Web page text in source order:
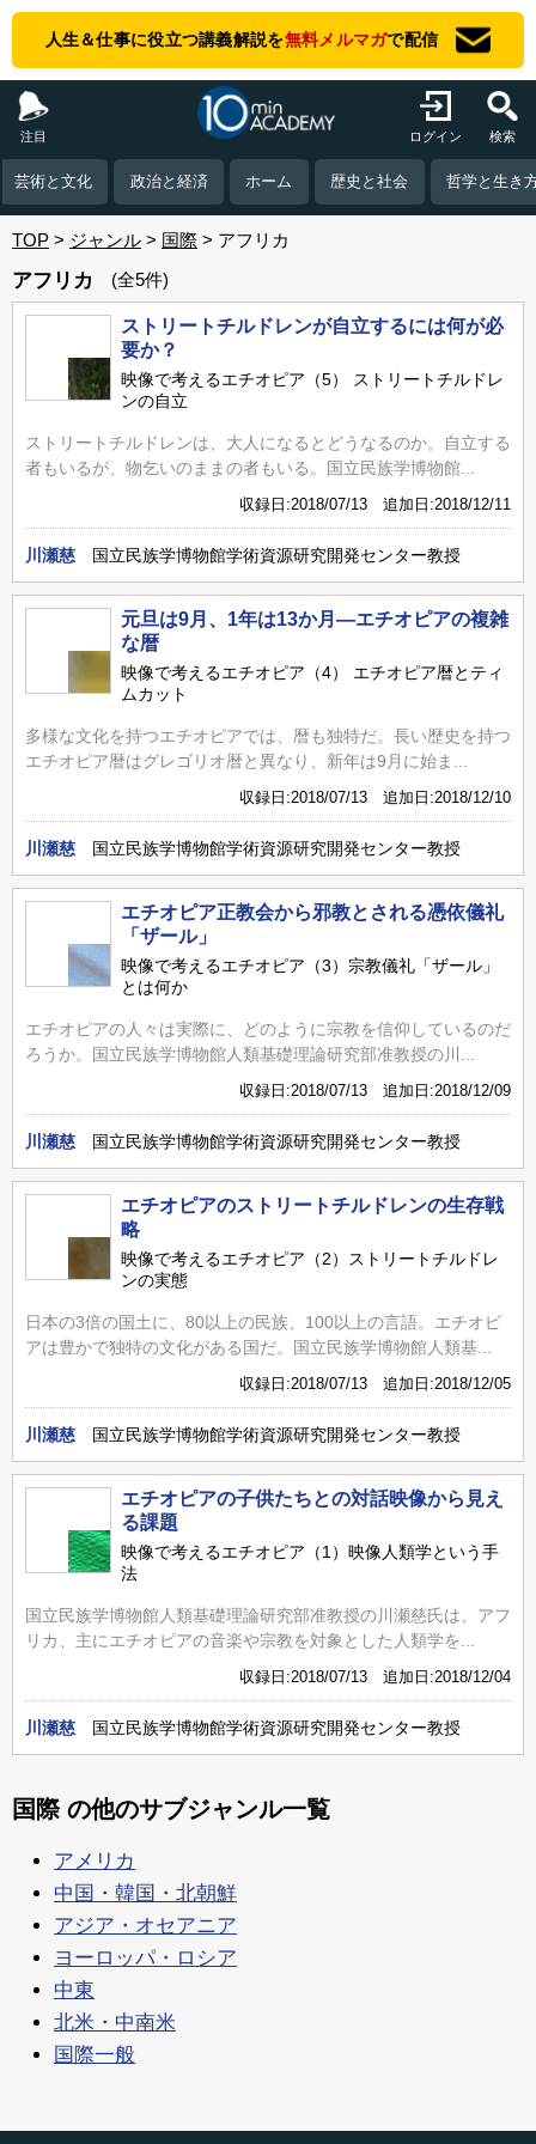
人生＆仕事に役立つ講義解説を無料メルマガで配信
注目 ログイン 検索
芸術と文化 政治と経済 ホーム 歴史と社会 哲学と生き
TOP ジャンル 国際 アフリカ
アフリカ (全5件)
ストリートチルドレンが自立するには何が必
要か？
映像で考えるエチオピア（5） ストリートチルドレ
ンの自立
ストリートチルドレンは、大人になるとどうなるのか。自立する
者もいるが、物乞いのままの者もいる。国立民族学博物館...
収録日:2018/07/13 追加日:2018/12/11
川瀬慈 国立民族学博物館学術資源研究開発センター教授
元旦は9月、1年は13か月―エチオピアの複雑
な暦
映像で考えるエチオピア（4） エチオピア暦とティ
ムカット
多様な文化を持つエチオピアでは、暦も独特だ。長い歴史を持つ
エチオピア暦はグレゴリオ暦と異なり、新年は9月に始ま...
収録日:2018/07/13 追加日:2018/12/10
川瀬慈 国立民族学博物館学術資源研究開発センター教授
エチオピア正教会から邪教とされる憑依儀礼
「ザール」
映像で考えるエチオピア（3）宗教儀礼「ザール」
とは何か
エチオピアの人々は実際に、どのように宗教を信仰しているのだ
ろうか。国立民族学博物館人類基礎理論研究部准教授の川...
収録日:2018/07/13 追加日:2018/12/09
川瀬慈 国立民族学博物館学術資源研究開発センター教授
エチオピアのストリートチルドレンの生存戦
略
映像で考えるエチオピア（2）ストリートチルドレ
ンの実態
日本の3倍の国土に、80以上の民族、100以上の言語。エチオピ
アは豊かで独特の文化がある国だ。国立民族学博物館人類基...
収録日:2018/07/13 追加日:2018/12/05
川瀬慈 国立民族学博物館学術資源研究開発センター教授
エチオピアの子供たちとの対話映像から見え
る課題
映像で考えるエチオピア（1）映像人類学という手
法
国立民族学博物館人類基礎理論研究部准教授の川瀬慈氏は、アフ
リカ、主にエチオピアの音楽や宗教を対象とした人類学を...
収録日:2018/07/13 追加日:2018/12/04
川瀬慈 国立民族学博物館学術資源研究開発センター教授
国際 の他のサブジャンル一覧
アメリカ
中国・韓国・北朝鮮
アジア・オセアニア
ヨーロッパ・ロシア
中東
北米・中南米
国際一般